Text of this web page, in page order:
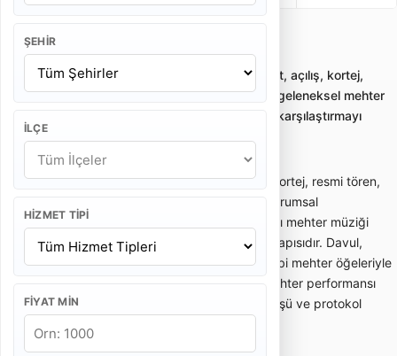
ŞEHIR
İLÇE
HIZMET TIPI
FIYAT MIN
Mehter Takımı
Mehter takımı kiralama; düğün, sünnet, açılış, kortej,
resmi tören ve kurumsal etkinliklerde geleneksel mehter
repertuarı sunan profesyonel ekipleri karşılaştırmayı
Mehter takımı; düğün, sünnet, açılış, kortej, resmi tören,
belediye etkinliği, okul programı ve kurumsal
organizasyonlarda geleneksel Osmanlı mehter müziği
performansı sunan profesyonel ekip yapısıdır. Davul,
zurna, zil, nakkare, boru ve sancak gibi mehter öğeleriyle
güçlü bir tören atmosferi oluşturur. Mehter performansı
özellikle giriş, karşılama, kortej yürüyüşü ve protokol